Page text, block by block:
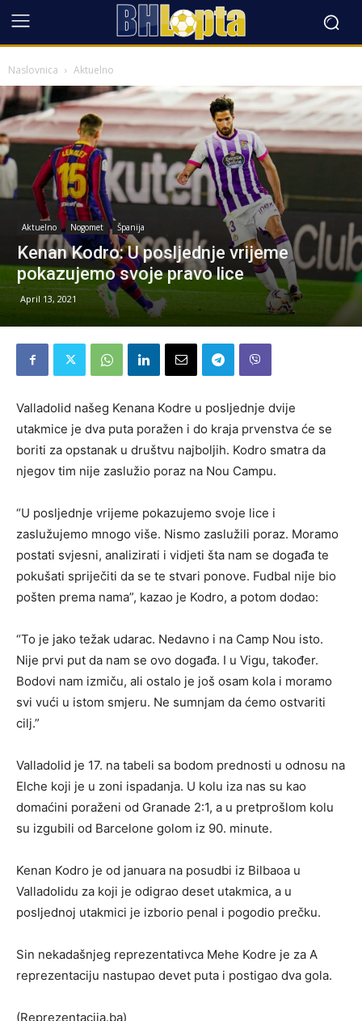
Naslovnica Aktuelno
Aktuelno Nogomet Španija
Kenan Kodro: U posljednje vrijeme
pokazujemo svoje pravo lice
April 13, 2021
Valladolid našeg Kenana Kodre u posljednje dvije
utakmice je dva puta poražen i do kraja prvenstva će se
boriti za opstanak u društvu najboljih. Kodro smatra da
njegov tim nije zaslužio poraz na Nou Campu.
“U posljednje vrijeme pokazujemo svoje lice i
zaslužujemo mnogo više. Nismo zaslužili poraz. Moramo
postati svjesni, analizirati i vidjeti šta nam se događa te
pokušati spriječiti da se te stvari ponove. Fudbal nije bio
pošten prema nama”, kazao je Kodro, a potom dodao:
“To je jako težak udarac. Nedavno i na Camp Nou isto.
Nije prvi put da nam se ovo događa. I u Vigu, također.
Bodovi nam izmiču, ali ostalo je još osam kola i moramo
svi vući u istom smjeru. Ne sumnjam da ćemo ostvariti
cilj.”
Valladolid je 17. na tabeli sa bodom prednosti u odnosu na
Elche koji je u zoni ispadanja. U kolu iza nas su kao
domaćini poraženi od Granade 2:1, a u pretprošlom kolu
su izgubili od Barcelone golom iz 90. minute.
Kenan Kodro je od januara na posudbi iz Bilbaoa u
Valladolidu za koji je odigrao deset utakmica, a u
posljednoj utakmici je izborio penal i pogodio prečku.
Sin nekadašnjeg reprezentativca Mehe Kodre je za A
reprezentaciju nastupao devet puta i postigao dva gola.
(Reprezentacija.ba)